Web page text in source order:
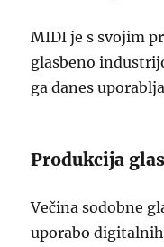
MIDI je s svojim
glasbeno
ga danes
Produkcija
Večina sodobne
uporabo